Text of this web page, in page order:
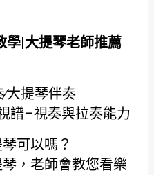
學| 大提琴老師推薦
大提琴伴奏
譜–視奏與拉奏能力
可以嗎？
，老師會教您看樂